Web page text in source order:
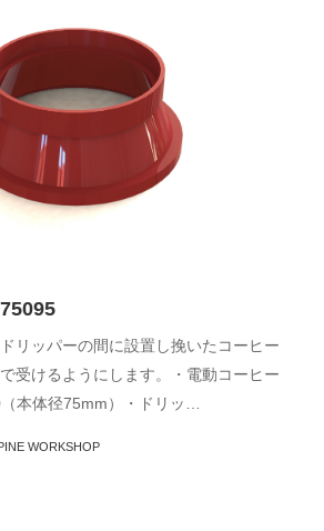
リッパーの間に設置し挽いたコーヒー
受けるようにします。・電動コーヒー
本体径75mm）・ドリッ…
WORKSHOP